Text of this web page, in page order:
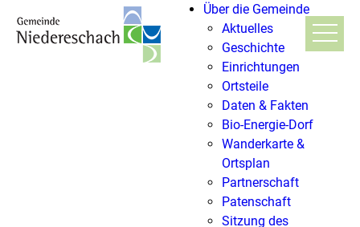
Über die Gemeinde
Aktuelles
Geschichte
Einrichtungen
Ortsteile
Daten & Fakten
Bio-Energie-Dorf
Wanderkarte &
Ortsplan
Partnerschaft
Patenschaft
Sitzung des